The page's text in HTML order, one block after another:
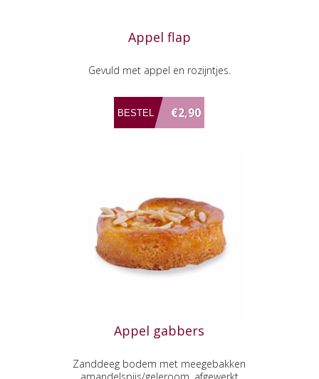
Appel flap
Gevuld met appel en rozijntjes.
€2,90
Appel gabbers
Zanddeeg bodem met meegebakken